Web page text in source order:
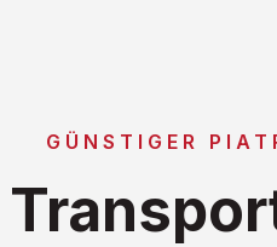
GÜNSTIGER